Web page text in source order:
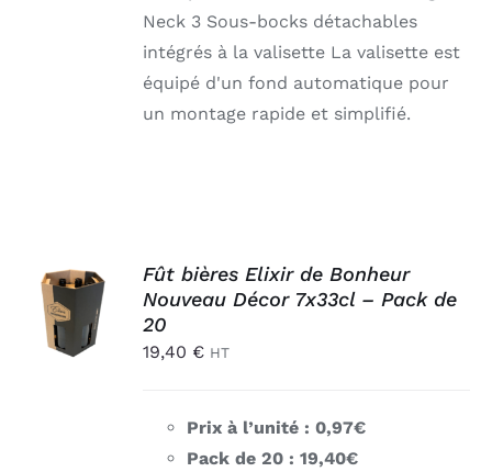
Neck 3 Sous-bocks détachables
intégrés à la valisette La valisette est
équipé d'un fond automatique pour
un montage rapide et simplifié.
AJOUTER
AU
PANIER
DÉTAILS
Fût bières Elixir de Bonheur
Nouveau Décor 7x33cl – Pack de
20
19,40 € HT
Prix à l’unité : 0,97€
Pack de 20 : 19,40€